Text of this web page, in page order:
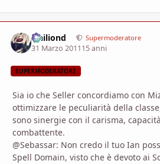
Ithiliond Supermoderatore
31 Marzo 201115 anni
SUPERMODERATORE
Sia io che Seller concordiamo con
ottimizzare le peculiarità della
sono sinergie con il carisma,
combattente.
@Sebassar: Non credo il tuo Ian
Spell Domain, visto che è devoto ai